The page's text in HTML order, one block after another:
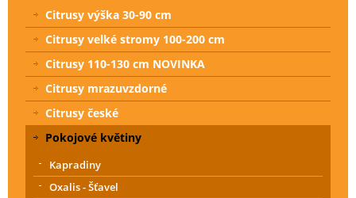
Citrusy výška 30-90 cm
Citrusy velké stromy 100-200 cm
Citrusy 110-130 cm NOVINKA
Citrusy mrazuvzdorné
Citrusy české
Pokojové květiny
Kapradiny
Oxalis - Šťavel